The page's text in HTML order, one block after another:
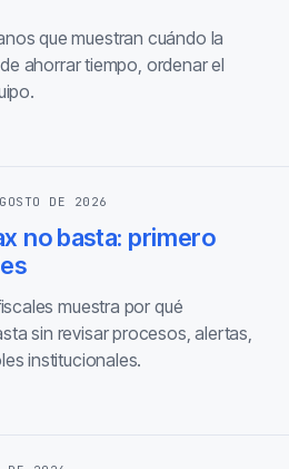
que muestran cuándo la
ahorrar tiempo, ordenar el
DE 2026
no basta: primero
muestra por qué
sin revisar procesos, alertas,
institucionales.